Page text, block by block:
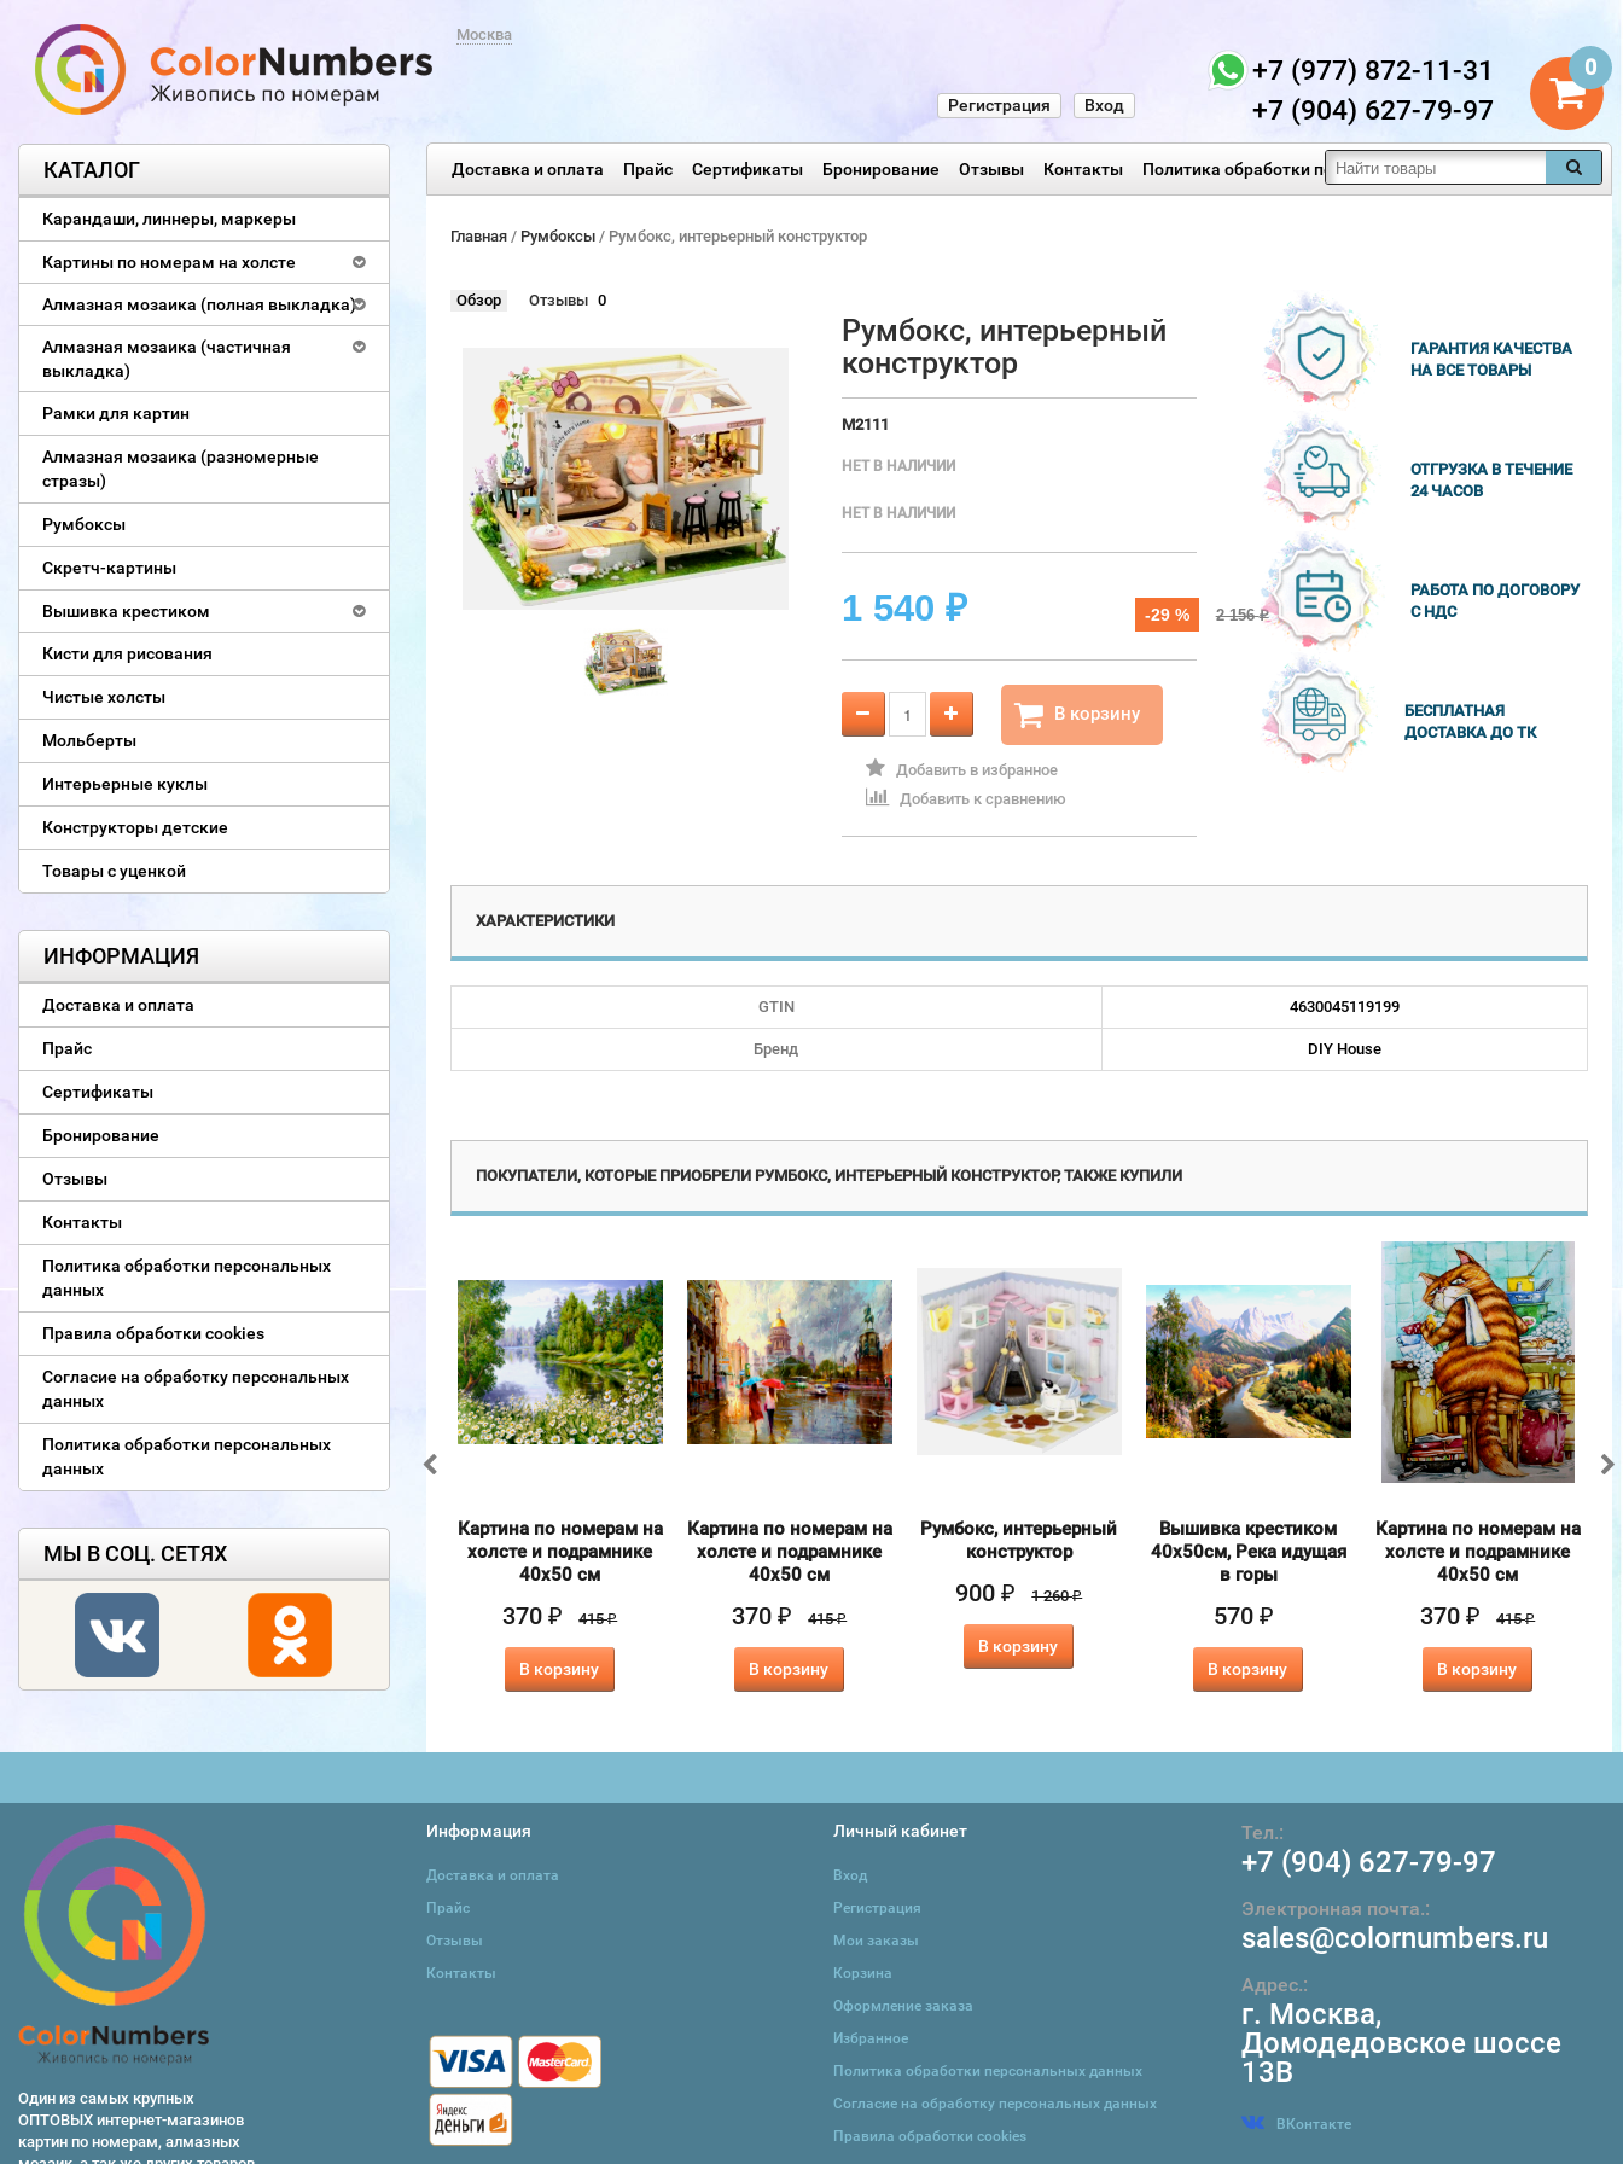
Москва
0
+7 (977) 872-11-31
+7 (904) 627-79-97
Вход
Регистрация
Доставка и оплата Прайс Сертификаты Бронирование Отзывы Контакты Политика обработки персональных данных
КАТАЛОГ
Карандаши, линнеры, маркеры
Картины по номерам на холсте
Алмазная мозаика (полная выкладка)
Алмазная мозаика (частичная
выкладка)
Рамки для картин
Алмазная мозаика (разномерные
стразы)
Румбоксы
Скретч-картины
Вышивка крестиком
Кисти для рисования
Чистые холсты
Мольберты
Интерьерные куклы
Конструкторы детские
Товары с уценкой
ИНФОРМАЦИЯ
Доставка и оплата
Прайс
Сертификаты
Бронирование
Отзывы
Контакты
Политика обработки персональных
данных
Правила обработки cookies
Согласие на обработку персональных
данных
Политика обработки персональных
данных
МЫ В СОЦ. СЕТЯХ
Главная/ Румбоксы / Румбокс, интерьерный конструктор
Обзор Отзывы 0
Румбокс, интерьерный
конструктор
M2111
НЕТ В НАЛИЧИИ
НЕТ В НАЛИЧИИ
1 540 ₽ -29 % 2 156₽
В корзину
Добавить в избранное
Добавить к сравнению
ГАРАНТИЯ КАЧЕСТВА
НА ВСЕ ТОВАРЫ
ОТГРУЗКА В ТЕЧЕНИЕ
24 ЧАСОВ
РАБОТА ПО ДОГОВОРУ
С НДС
БЕСПЛАТНАЯ
ДОСТАВКА ДО ТК
ХАРАКТЕРИСТИКИ
GTIN 4630045119199
Бренд DIY House
ПОКУПАТЕЛИ, КОТОРЫЕ ПРИОБРЕЛИ РУМБОКС, ИНТЕРЬЕРНЫЙ КОНСТРУКТОР, ТАКЖЕ КУПИЛИ
Вышивка крестиком
40х50см, Река идущая
в горы
570₽
В корзину
Картина по номерам на
40х50 см
370
В корзину
Картина по номерам на
холсте и подрамнике
40х50 см
370₽ 415₽
В корзину
Картина по номерам на
холсте и подрамнике
40х50 см
370₽ 415₽
В корзину
Румбокс, интерьерный
конструктор
900₽ 1 260₽
В корзину
Вышивка крестиком
40х50см, Река идущая
в горы
570 ₽
В корзину
Картина по номерам на
холсте и подрамнике
40х50 см
370₽ 415₽
В корзину
Один из самых крупных
ОПТОВЫХ интернет-магазинов
картин по номерам, алмазных
Информация
Доставка и оплата
Прайс
Отзывы
Контакты
Личный кабинет
Вход
Регистрация
Мои заказы
Корзина
Оформление заказа
Избранное
Политика обработки персональных данных
Согласие на обработку персональных данных
Правила обработки cookies
Тел.:
+7 (904) 627-79-97
Электронная почта.:
sales@colornumbers.ru
Адрес.:
г. Москва,
Домодедовское шоссе
13В
ВКонтакте